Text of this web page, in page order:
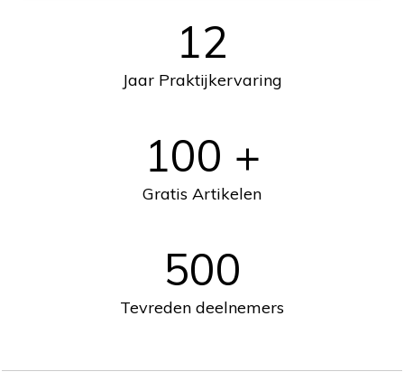
12
Jaar Praktijkervaring
100 +
Gratis Artikelen
500
Tevreden deelnemers